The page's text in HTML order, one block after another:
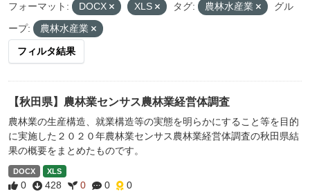
フォーマット: DOCX XLS タグ: 農林水産業
グル
ープ:
農林水産業
フィルタ結果
【秋田県】農林業センサス農林業経営体調査
農林業の生産構造、就業構造等の実態を明らかにすること等を目的
に実施した２０２０年農林業センサス農林業経営体調査の秋田県結
果の概要をまとめたものです。
DOCX XLS
0 428 0 0 0